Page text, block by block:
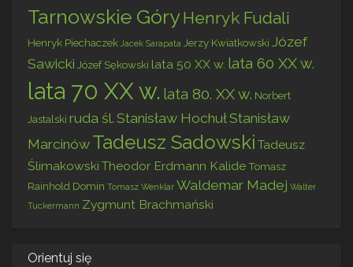
Tarnowskie GóryHenryk Fudali
Henryk Piechaczek Jacek Sarapata Jerzy Kwiatkowski Józef
Sawicki Józef Sękowski lata 50 XX w. lata 60 XX w.
lata 70 XX w. lata 80. XX w. Norbert
Jastalski ruda śl. Stanisław HochułStanisław
Marcinów Tadeusz Sadowski Tadeusz
Ślimakowski Theodor Erdmann KalideTomasz
Rainhold Domin Tomasz Wenklar Waldemar Madej Walter
Tuckermann Zygmunt Brachmański
Orientuj się